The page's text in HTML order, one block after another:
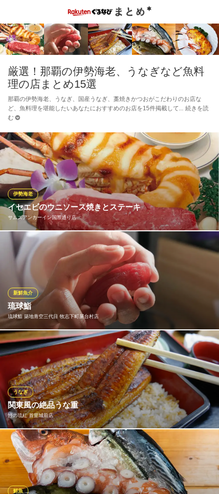
厳選！那覇の伊勢海老、うなぎなど魚料
理の店まとめ15選
那覇の伊勢海老、うなぎ、国産うなぎ、藁焼きかつおがこだわりのお店な
ど、魚料理を堪能したいあなたにおすすめのお店を15件掲載して
続きを読
む
イセエビのウニソース焼きとステーキ
サムズアンカーイン国際通り店
伊勢海老
大人気！サムズ名物の「イセエビのウニソース焼き」に上質なス
テーキを組合わせました！プリプリのイセエビに、濃厚なウニソ
ースからめ焼き上げた絶品メニューです♪
サムズアンカーイン国際通り店
鉄板焼ステーキ
ゆいレール県庁前駅 徒歩4分
沖縄県那覇市久茂地3-3-18
琉球鮨
琉球鮨 築地青空三代目 牧志下町屋台村店
新鮮魚介
漁港まで出向いたこだわりの地物を渾身の江戸前鮨に昇華させて
いきます
琉球鮨 築地青空三代目 牧志下町屋台村店
屋台村の寿司専門店
ゆいレール牧志駅 徒歩4分
沖縄県那覇市牧志3-2-48-4 牧志下町屋台村
関東風の絶品うな重
鰻の琉紅 首里城前店
うなぎ
当店の鰻重は、入念に泥抜きを行った日本鰻を厳選して使用し、
関東風にふっくら蒸し焼きにしております。自慢のタレは、老舗
醤油蔵さんの醤油を使用し、程よい甘さと深いコクが特徴。関東
風にあっさりと仕上げた鰻と相性抜群です。さらにお米は、鰻重
に合うように厳選したコシヒカリを使用。
鮮魚